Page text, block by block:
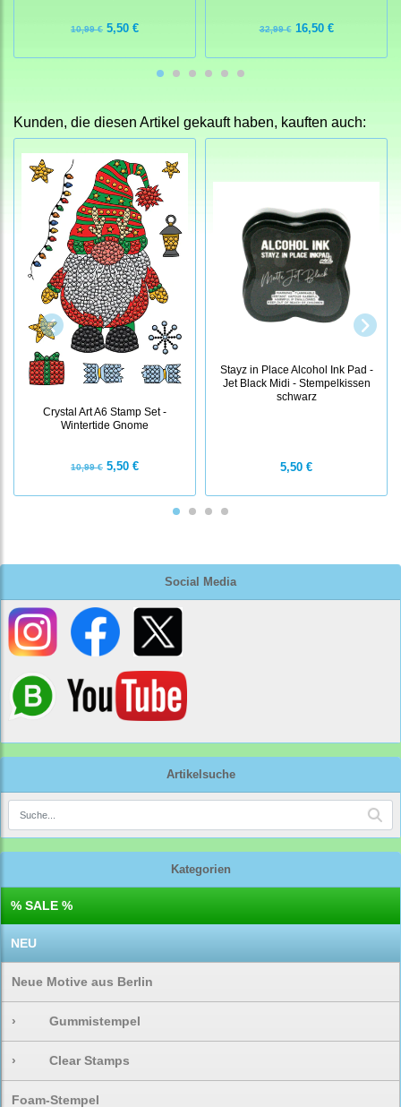
Social Media
Artikelsuche
Kategorien
% SALE %
NEU
Neue Motive aus Berlin
› Gummistempel
› Clear Stamps
Foam-Stempel
10,99 € 5,50 € 32,99 €16,50 €
Kunden, die diesen Artikel gekauft haben, kauften auch:
Crystal Art A6 Stamp Set -
Wintertide Gnome
10,99 € 5,50 €
Stayz in Place Alcohol Ink Pad -
Jet Black Midi - Stempelkissen
schwarz
5,50 €